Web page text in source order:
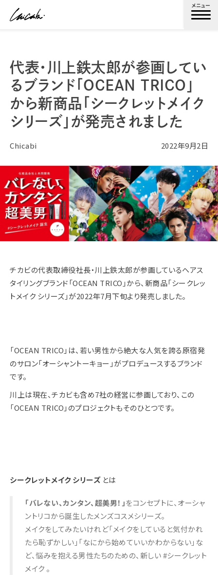
メニュー
代表・川上鉄太郎が参画してい
るブランド「OCEAN TRICO」
から新商品「シークレットメイク
シリーズ」が発売されました
Chicabi 2022年9月2日
チカビの代表取締役社長・川上鉄太郎が参画しているヘアス
タイリングブランド「OCEAN TRICO」から、新商品「シークレッ
トメイク シリーズ」が2022年7月下旬より発売しました。
「OCEAN TRICO」は、若い男性から絶大な人気を誇る原宿発
のサロン「オーシャントーキョー」がプロデュースするブランド
です。
川上は現在、チカビも含め7社の経営に参画しており、この
「OCEAN TRICO」のプロジェクトもそのひとつです。
シークレットメイク シリーズとは
「バレない、カンタン、超美男！」をコンセプトに、オーシャ
ントリコから誕生したメンズコスメシリーズ。
メイクをしてみたいけれど「メイクをしていると気付かれ
たら恥ずかしい」「なにから始めていいかわからない」な
ど、悩みを抱える男性たちのための、新しい #シークレット
メイク 。